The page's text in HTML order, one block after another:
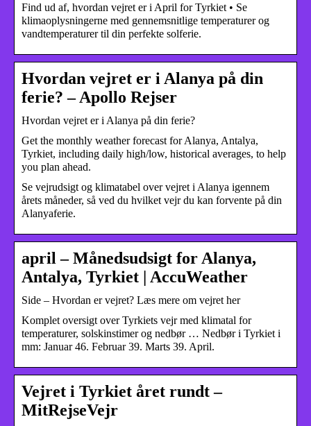
Find ud af, hvordan vejret er i April for Tyrkiet • Se
klimaoplysningerne med gennemsnitlige temperaturer og
vandtemperaturer til din perfekte solferie.
Hvordan vejret er i Alanya på din
ferie? – Apollo Rejser
Hvordan vejret er i Alanya på din ferie?
Get the monthly weather forecast for Alanya, Antalya,
Tyrkiet, including daily high/low, historical averages, to help
you plan ahead.
Se vejrudsigt og klimatabel over vejret i Alanya igennem
årets måneder, så ved du hvilket vejr du kan forvente på din
Alanyaferie.
april – Månedsudsigt for Alanya,
Antalya, Tyrkiet | AccuWeather
Side – Hvordan er vejret? Læs mere om vejret her
Komplet oversigt over Tyrkiets vejr med klimatal for
temperaturer, solskinstimer og nedbør … Nedbør i Tyrkiet i
mm: Januar 46. Februar 39. Marts 39. April.
Vejret i Tyrkiet året rundt –
MitRejseVejr